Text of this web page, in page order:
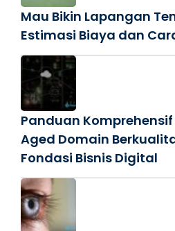
Mau Bikin Lapangan
Estimasi Biaya dan
Panduan
Aged Domain
Fondasi Bisnis Digital